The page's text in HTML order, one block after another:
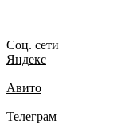
Соц. сети
Яндекс
Авито
Телеграм